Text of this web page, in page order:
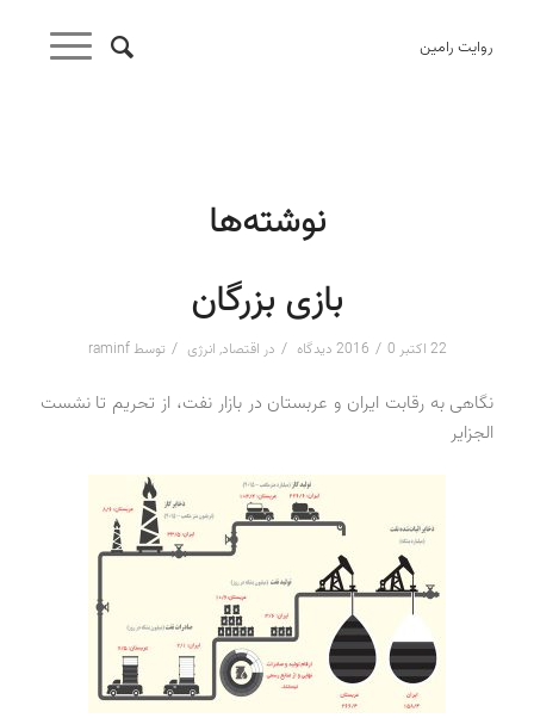
روایت رامین
نوشته‌ها
بازی بزرگان
22 اکتبر 2016 / 0 دیدگاه / در اقتصاد, انرژی / توسطraminf
نگاهی به رقابت ایران و عربستان در بازار نفت، از تحریم تا نشست
الجزایر